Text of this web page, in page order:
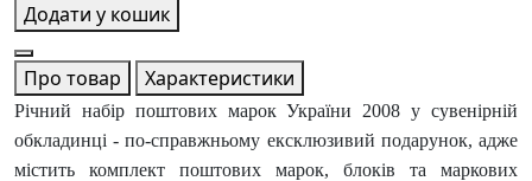
Додати у кошик
Про товар Характеристики
Річний набір поштових марок України 2008 у сувенірній
обкладинці - по-справжньому ексклюзивий подарунок, адже
містить комплект поштових марок, блоків та маркових